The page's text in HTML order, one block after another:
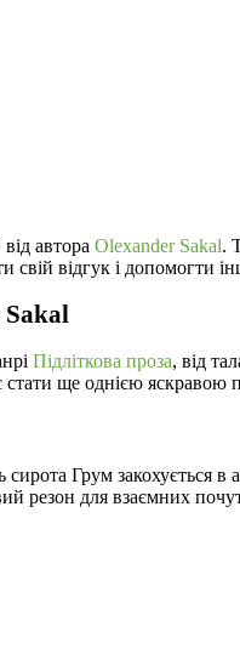
автора Olexander Sakal.
свій відгук і допомогти
Підліткова проза, від
стати ще однією
Грум закохується
резон для взаємних